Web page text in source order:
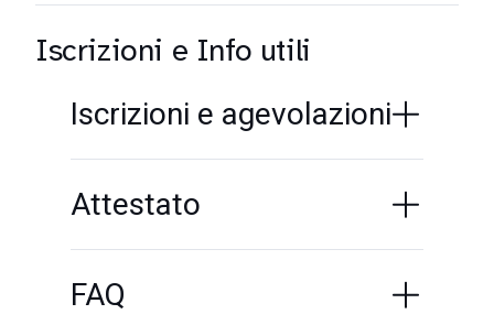
Iscrizioni e Info utili
Iscrizioni e agevolazioni
Attestato
FAQ